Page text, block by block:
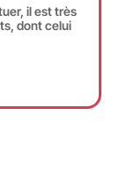
il est très
dont celui